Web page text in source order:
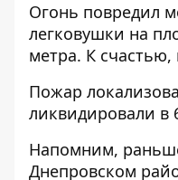
Огонь повредил
легковушки на
метра. К счастью,
Пожар
ликвидировали в
Напомним,
Днепровском